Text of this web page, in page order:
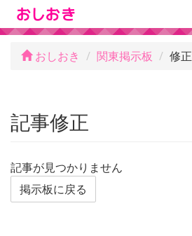
おしおき 関東掲示板 修正
記事修正
記事が見つかりません
掲示板に戻る